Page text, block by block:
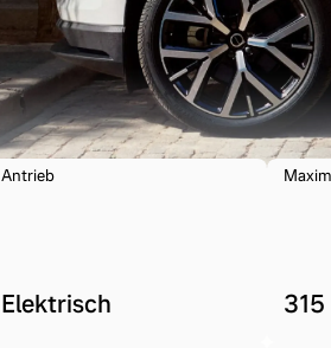
Mehr erfahren
Frühjahrscheck
Entdecken Sie unsere saisonalen
Antrieb
Elektrisch 315